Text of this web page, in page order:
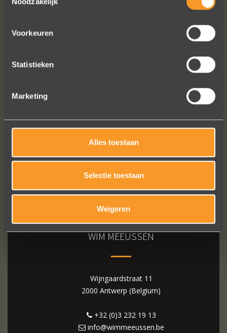
Voorkeuren
Statistieken
Marketing
Alles toestaan
Selectie toestaan
Weigeren
WIM MEEUSSEN
Wijngaardstraat 11
2000 Antwerp (Belgium)
+32 (0)3 232 19 13
info@wimmeeussen.be